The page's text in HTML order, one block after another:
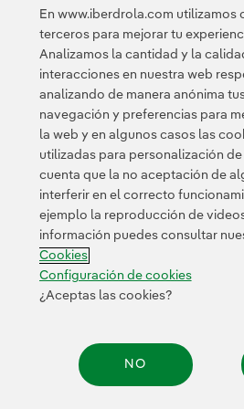
Contacta Clientes Política de
Transparencia en el uso de la IA
Configuración de cookies
© 2026 Iberdrola, S.A.
En www.iberdrola.com utilizamos
terceros para mejorar tu
Analizamos la cantidad y la
interacciones en nuestra web
analizando de manera anónima
navegación y preferencias para
la web y en algunos casos las
utilizadas para personalización de
cuenta que la no aceptación de
interferir en el correcto
ejemplo la reproducción de
información puedes consultar
Cookies
Configuración de cookies
¿Aceptas las cookies?
NO